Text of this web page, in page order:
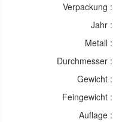
Verpackung :
Jahr :
Metall :
Durchmesser :
Gewicht :
Feingewicht :
Auflage :